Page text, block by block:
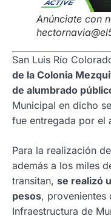
Anúnciate con
San Luis Río
de la Colonia
de alumbrado
Municipal en dicho
fue entregada por el
Para la realización
además a los miles
transitan, se realizó
pesos, provenientes
Infraestructura de